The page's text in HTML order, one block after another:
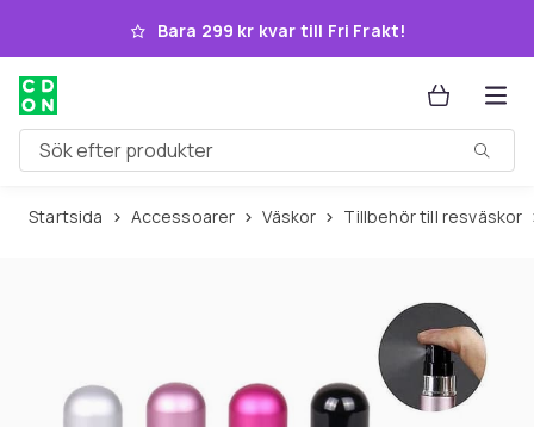
Hoppa till huvudinnehållet
Bara 299 kr kvar till Fri Frakt!
Sök efter produkter
Startsida Accessoarer Väskor Tillbehör till resväskor